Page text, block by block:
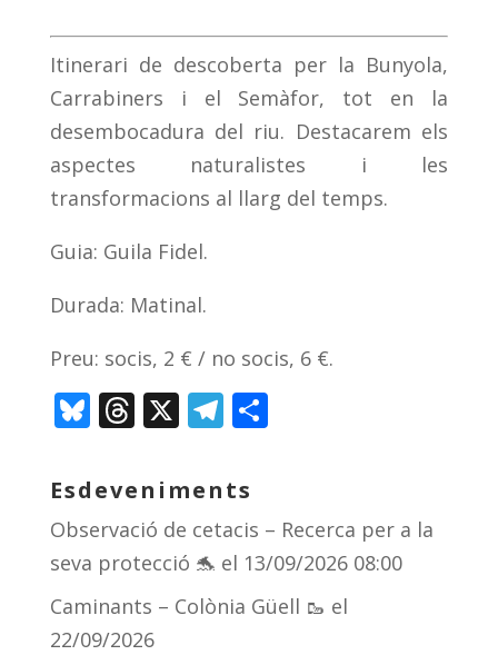
Itinerari de descoberta per la Bunyola,
Carrabiners i el Semàfor, tot en la
desembocadura del riu. Destacarem els
aspectes naturalistes i les
transformacions al llarg del temps.
Guia: Guila Fidel.
Durada: Matinal.
Preu: socis, 2 € / no socis, 6 €.
Bl
e
sk
y
T
re
a
d
s
X T
e
gr
a
m
C
p
ar
te
ix
Esdeveniments
Observació de cetacis – Recerca per a la
seva protecció 🐬 el 13/09/2026 08:00
Caminants – Colònia Güell 🥾 el
22/09/2026